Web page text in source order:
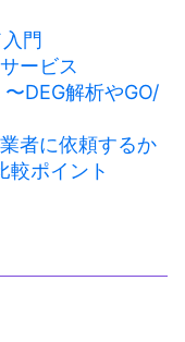
門
ービス
DEG解析やGO/
者に依頼するか
較ポイント